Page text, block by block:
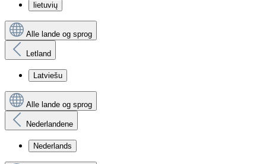
lietuvių
Alle lande og sprog
Letland
Latviešu
Alle lande og sprog
Nederlandene
Nederlands